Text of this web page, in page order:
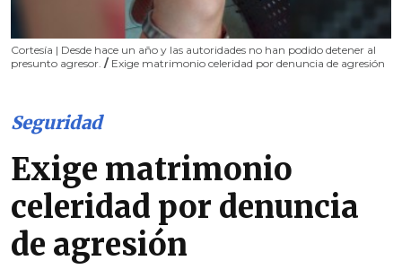
Cortesía | Desde hace un año y las autoridades no han podido detener al
presunto agresor. / Exige matrimonio celeridad por denuncia de agresión
Seguridad
Exige matrimonio
celeridad por denuncia
de agresión